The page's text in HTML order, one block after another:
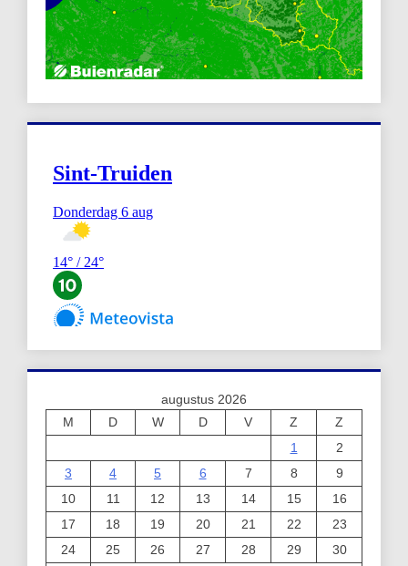
augustus 2026
M
D W D V Z
Z
1
2
3
4 5 6 7 8
9
10
11 12 13 14 15
16
17
18 19 20 21 22
23
24
25 26 27 28 29
30